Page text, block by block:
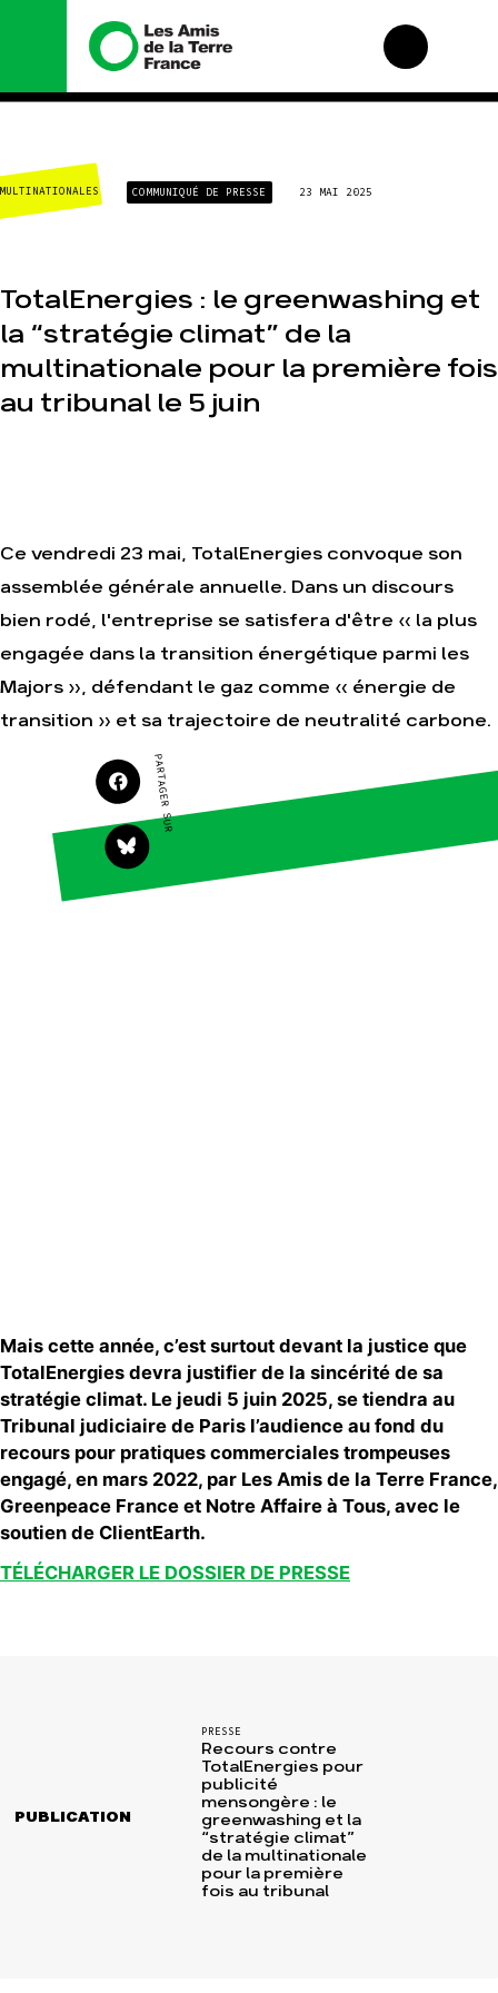
Nous connaître
Histoire
Valeurs
Équipes et
fonctionnement
monde
Total, rendez-vous
Mode : une tendance
destructrice
Gaz au Mozambique,
la violence TOTAL(e)
Nos autres
Agir
terrain
Agir au quotidien
Soutenir les
campagnes
Transmettre tout ou
partie de son
patrimoine
Télécharger
gratuitement les
guides éco-citoyens
Nos
thématiques
Climat – Énergie
Surproduction
Agriculture
Finance
MULTINATIONALES COMMUNIQUÉ DE PRESSE 23 MAI 2025
TotalEnergies : le greenwashing et
la “stratégie climat” de la
multinationale pour la première fois
au tribunal le 5 juin
Ce vendredi 23 mai, TotalEnergies convoque son
assemblée générale annuelle. Dans un discours
bien rodé, l'entreprise se satisfera d'être « la plus
engagée dans la transition énergétique parmi les
Majors », défendant le gaz comme « énergie de
transition » et sa trajectoire de neutralité carbone.
PARTAGER SUR
Mais cette année, c’est surtout devant la justice que
TotalEnergies devra justifier de la sincérité de sa
stratégie climat. Le jeudi 5 juin 2025, se tiendra au
Tribunal judiciaire de Paris l’audience au fond du
recours pour pratiques commerciales trompeuses
engagé, en mars 2022, par Les Amis de la Terre France,
Greenpeace France et Notre Affaire à Tous, avec le
soutien de ClientEarth.
TÉLÉCHARGER LE DOSSIER DE PRESSE
PUBLICATION
PRESSE
Recours contre
TotalEnergies pour
publicité
mensongère : le
greenwashing et la
“stratégie climat”
de la multinationale
pour la première
fois au tribunal